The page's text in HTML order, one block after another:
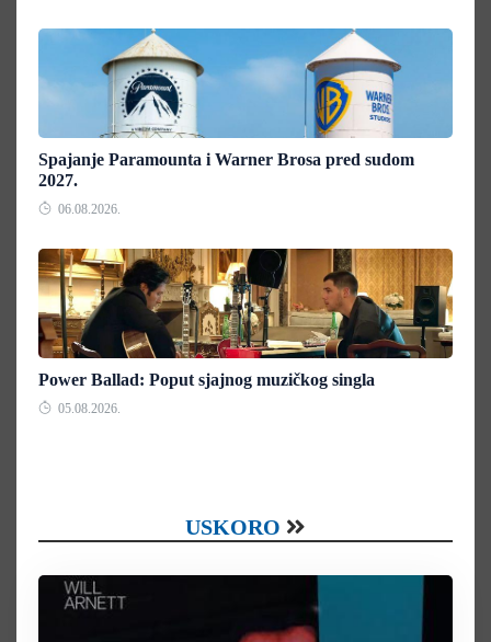
Spajanje Paramounta i Warner Brosa pred sudom
2027.
06.08.2026.
Power Ballad: Poput sjajnog muzičkog singla
05.08.2026.
USKORO